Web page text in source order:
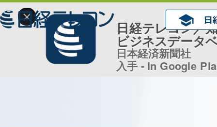
×
日経テレコン／
ビジネスデータ
日本経済新聞社
入手 - In Google